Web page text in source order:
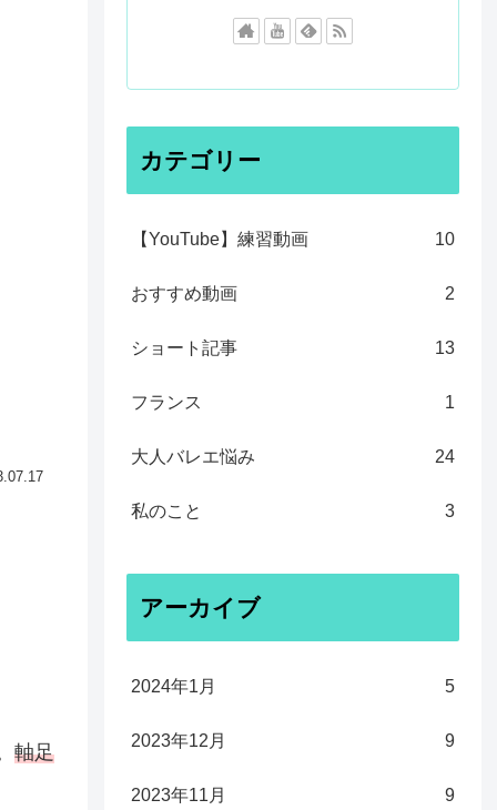
軸足
カテゴリー
【YouTube】練習動画 10
おすすめ動画 2
ショート記事 13
フランス 1
大人バレエ悩み 24
私のこと 3
アーカイブ
2024年1月 5
2023年12月 9
2023年11月 9